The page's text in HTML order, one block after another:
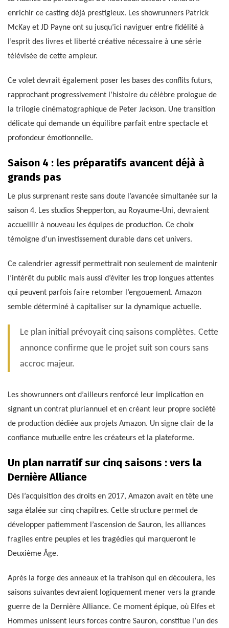
enrichir ce casting déjà prestigieux. Les showrunners Patrick
McKay et JD Payne ont su jusqu’ici naviguer entre fidélité à
l’esprit des livres et liberté créative nécessaire à une série
télévisée de cette ampleur.
Ce volet devrait également poser les bases des conflits futurs,
rapprochant progressivement l’histoire du célèbre prologue de
la trilogie cinématographique de Peter Jackson. Une transition
délicate qui demande un équilibre parfait entre spectacle et
profondeur émotionnelle.
Saison 4 : les préparatifs avancent déjà à
grands pas
Le plus surprenant reste sans doute l’avancée simultanée sur la
saison 4. Les studios Shepperton, au Royaume-Uni, devraient
accueillir à nouveau les équipes de production. Ce choix
témoigne d’un investissement durable dans cet univers.
Ce calendrier agressif permettrait non seulement de maintenir
l’intérêt du public mais aussi d’éviter les trop longues attentes
qui peuvent parfois faire retomber l’engouement. Amazon
semble déterminé à capitaliser sur la dynamique actuelle.
Le plan initial prévoyait cinq saisons complètes. Cette
annonce confirme que le projet suit son cours sans
accroc majeur.
Les showrunners ont d’ailleurs renforcé leur implication en
signant un contrat pluriannuel et en créant leur propre société
de production dédiée aux projets Amazon. Un signe clair de la
confiance mutuelle entre les créateurs et la plateforme.
Un plan narratif sur cinq saisons : vers la
Dernière Alliance
Dès l’acquisition des droits en 2017, Amazon avait en tête une
saga étalée sur cinq chapitres. Cette structure permet de
développer patiemment l’ascension de Sauron, les alliances
fragiles entre peuples et les tragédies qui marqueront le
Deuxième Âge.
Après la forge des anneaux et la trahison qui en découlera, les
saisons suivantes devraient logiquement mener vers la grande
guerre de la Dernière Alliance. Ce moment épique, où Elfes et
Hommes unissent leurs forces contre Sauron, constitue l’un des